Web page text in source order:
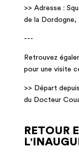
>> Adresse :
de la Dordogne,
---
Retrouvez
pour une visite
>> Départ
du Docteur
RETOUR